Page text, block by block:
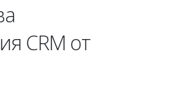
CRM от